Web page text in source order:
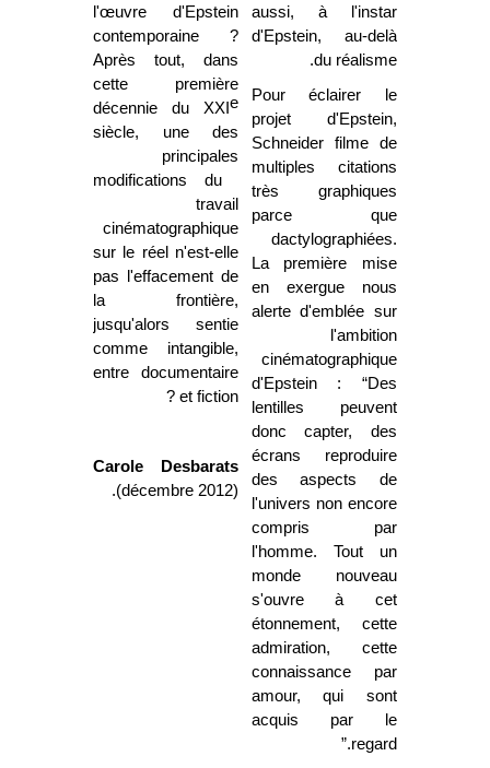
aussi, à l'instar
d'Epstein, au-delà
du réalisme.
Pour éclairer le
projet d'Epstein,
Schneider filme de
multiples citations
très graphiques
parce que
dactylographiées.
La première mise
en exergue nous
alerte d'emblée sur
l'ambition
cinématographique
d'Epstein : “Des
lentilles peuvent
donc capter, des
écrans reproduire
des aspects de
l'univers non encore
compris par
l'homme. Tout un
monde nouveau
s'ouvre à cet
étonnement, cette
admiration, cette
connaissance par
amour, qui sont
acquis par le
regard.”
l'œuvre d'Epstein
contemporaine ?
Après tout, dans
cette première
décennie du XXIe
siècle, une des
principales
modifications du
travail
cinématographique
sur le réel n'est-elle
pas l'effacement de
la frontière,
jusqu'alors sentie
comme intangible,
entre documentaire
et fiction ?
Carole Desbarats
(décembre 2012).